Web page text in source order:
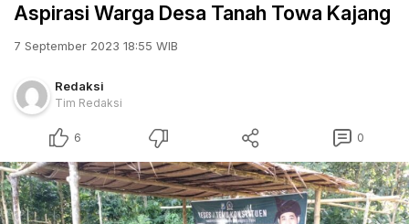
Aspirasi Warga Desa Tanah Towa Kajang
7 September 2023 18:55 WIB
Redaksi
Tim Redaksi
6 0